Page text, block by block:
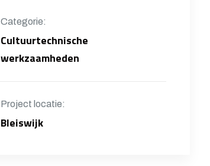
Categorie:
Cultuurtechnische
werkzaamheden
Project locatie:
Bleiswijk